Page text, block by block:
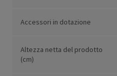
Accessori in dotazione
Altezza netta del prodotto
(cm)